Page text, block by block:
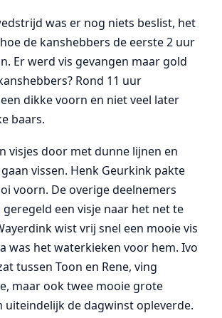
was er nog niets beslist, het
de kanshebbers de eerste 2 uur
Er werd vis gevangen maar gold
Rond 11 uur
dikke voorn en niet veel later
baars.
visjes door met dunne lijnen en
vissen. Henk Geurkink pakte
voorn. De overige deelnemers
een visje naar het net te
wist vrij snel een mooie vis
was het waterkieken voor hem. Ivo
tussen Toon en Rene, ving
maar ook twee mooie grote
uiteindelijk de dagwinst opleverde.